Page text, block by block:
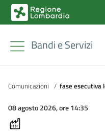
Bandi e Servizi
Comunicazioni / fase esecutiva
08 agosto 2026, ore 14:35